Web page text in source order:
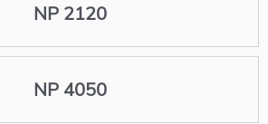
NP 2120
NP 4050